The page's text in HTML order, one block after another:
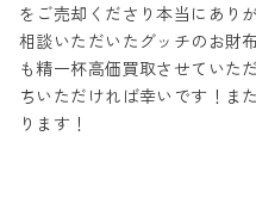
をご売却くださり本当にあり
相談いただいたグッチのお財
も精一杯高価買取させていた
ちいただければ幸いです！ま
ります！